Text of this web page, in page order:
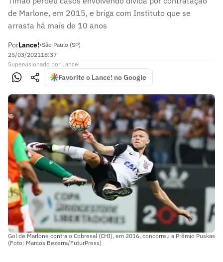
de Marlone, em 2015, e briga com Instituto que se
arrasta há mais de 10 anos
PorLance!•São Paulo (SP)
25/03/202118:37
Supervisionado por Lance!
Favorite o Lance! no Google
Gol de Marlone contra o Cobresal (CHI), em 2016, concorreu a Prêmio Puskas
(Foto: Marcos Bezerra/FuturPress)